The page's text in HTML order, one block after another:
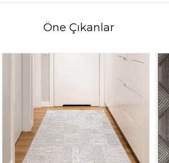
Öne Çıkanlar